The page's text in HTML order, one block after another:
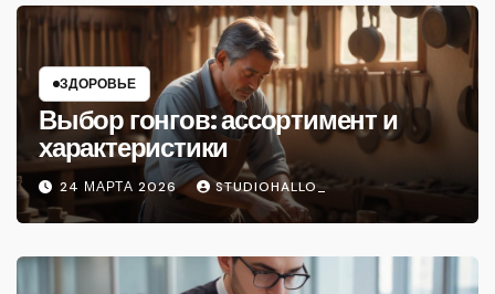
ЗДОРОВЬЕ
Выбор гонгов: ассортимент и
характеристики
24 МАРТА 2026 STUDIOHALLO_